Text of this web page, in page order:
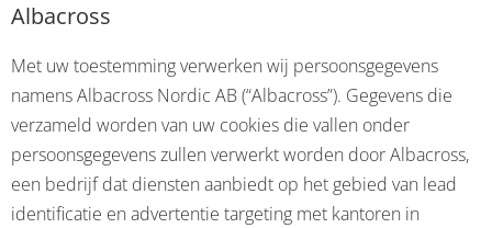
Albacross
Met uw toestemming verwerken wij persoonsgegevens
namens Albacross Nordic AB (“Albacross”). Gegevens die
verzameld worden van uw cookies die vallen onder
persoonsgegevens zullen verwerkt worden door Albacross,
een bedrijf dat diensten aanbiedt op het gebied van lead
identificatie en advertentie targeting met kantoren in